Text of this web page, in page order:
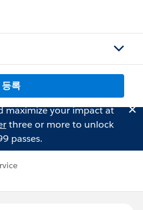
등록
maximize your impact at
three or more to unlock
passes.